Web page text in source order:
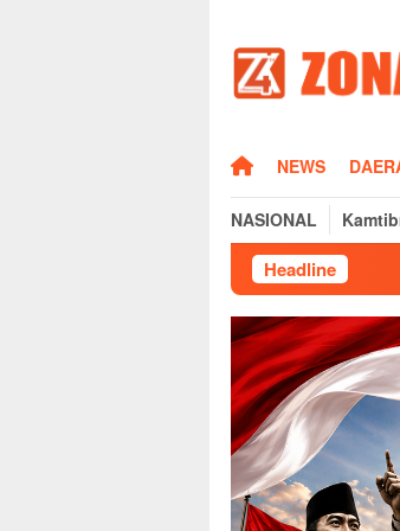
konten
HOMENEWS
NASIONAL
Headline